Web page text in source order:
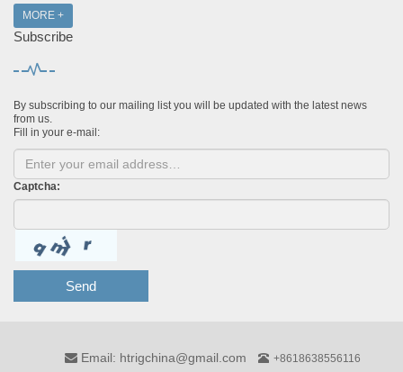
MORE +
Subscribe
By subscribing to our mailing list you will be updated with the latest news
from us.
Fill in your e-mail:
Captcha:
Send
Email: htrigchina@gmail.com +8618638556116